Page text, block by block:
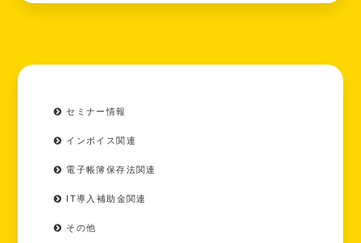
セミナー情報
インボイス関連
電子帳簿保存法関連
IT導入補助金関連
その他